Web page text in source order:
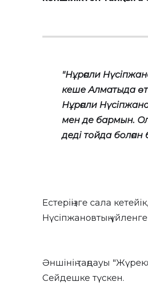
"Нұрғали
кеше Алматыда
Нұрғали
мен де бармын.
деді тойда
Естеріңізге сала
Нүсіпжановтың
Әншінің таңдауы
Сейдешке түскен.